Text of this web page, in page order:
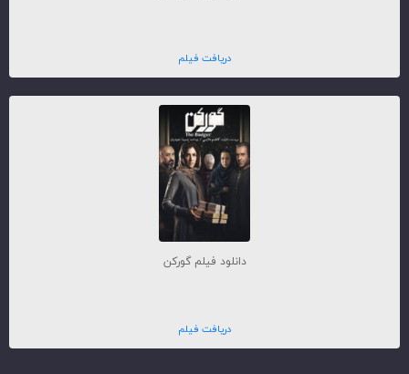
دریافت فیلم
دانلود فیلم گورکن
دریافت فیلم